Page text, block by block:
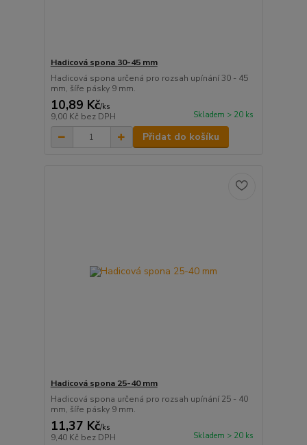
Hadicová spona 30-45 mm
Hadicová spona určená pro rozsah upínání 30 - 45
mm, šíře pásky 9 mm.
10,89 Kč/ks
9,00 Kč bez DPH Skladem > 20 ks
Přidat do košíku
Hadicová spona 25-40 mm
Hadicová spona určená pro rozsah upínání 25 - 40
mm, šíře pásky 9 mm.
11,37 Kč/ks
9,40 Kč bez DPH Skladem > 20 ks